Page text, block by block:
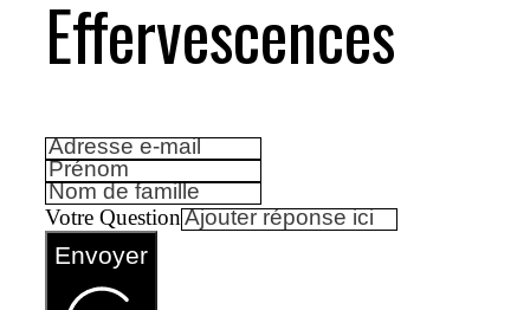
Effervescences
Votre Question
Envoyer